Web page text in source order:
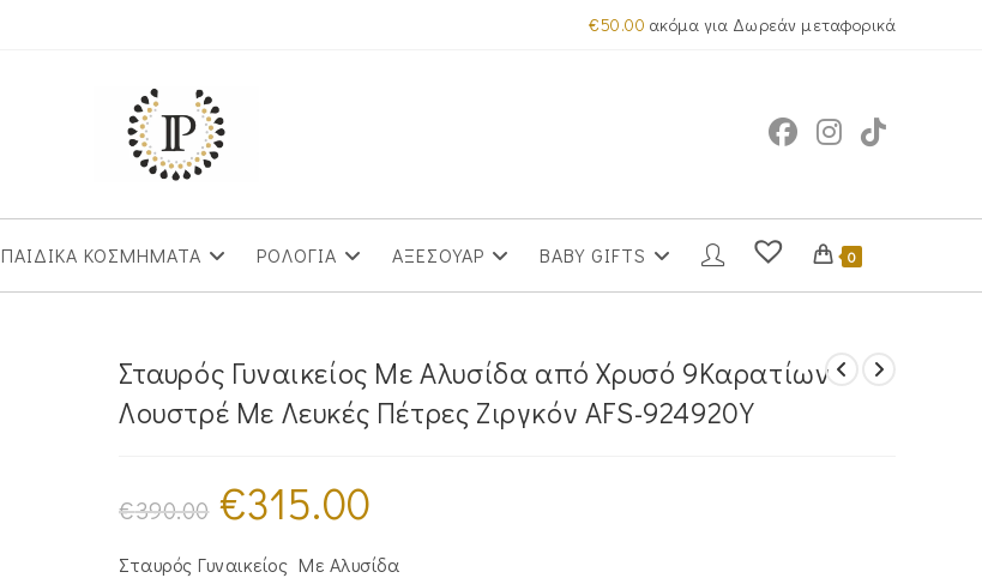
€50.00 ακόμα για Δωρεάν μεταφορικά
ΠΑΙΔΙΚΑ ΚΟΣΜΗΜΑΤΑ ΡΟΛΟΓΙΑ ΑΞΕΣΟΥΑΡ BABY GIFTS 0
Σταυρός Γυναικείος Με Αλυσίδα από Χρυσό 9Καρατίων
Λουστρέ Με Λευκές Πέτρες Ζιργκόν AFS-924920Y
€390.00
Original
price
was:
€315.00
€315.00.
Σταυρός Γυναικείος Με Αλυσίδα